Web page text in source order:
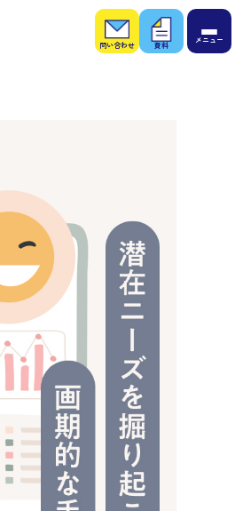
お問
い合
わせ
お役
立ち
資料